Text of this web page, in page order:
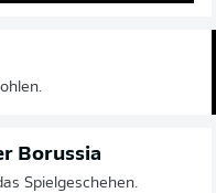
Borussia
Spielgeschehen.